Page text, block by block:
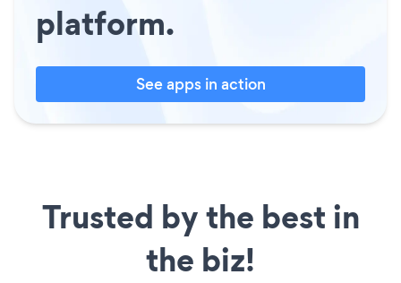
platform.
See apps in action
Trusted by the best in
the biz!